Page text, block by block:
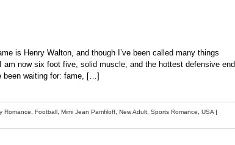
is Henry Walton, and though I’ve been called many things
now six foot five, solid muscle, and the hottest defensive end
been waiting for: fame, […]
Romance Football Mimi Jean Pamfiloff New Adult Sports Romance USA |